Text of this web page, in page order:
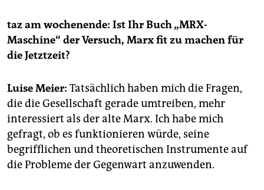
fragen & hilfe
unterstützen
genossenschaft
epaper login
taz am wochenende: Ist Ihr Buch „MRX-
Maschine“ der Versuch, Marx fit zu machen für
die Jetztzeit?
Luise Meier: Tatsächlich haben mich die Fragen,
die die Gesellschaft gerade umtreiben, mehr
interessiert als der alte Marx. Ich habe mich
gefragt, ob es funktionieren würde, seine
begrifflichen und theoretischen Instrumente auf
die Probleme der Gegenwart anzuwenden.